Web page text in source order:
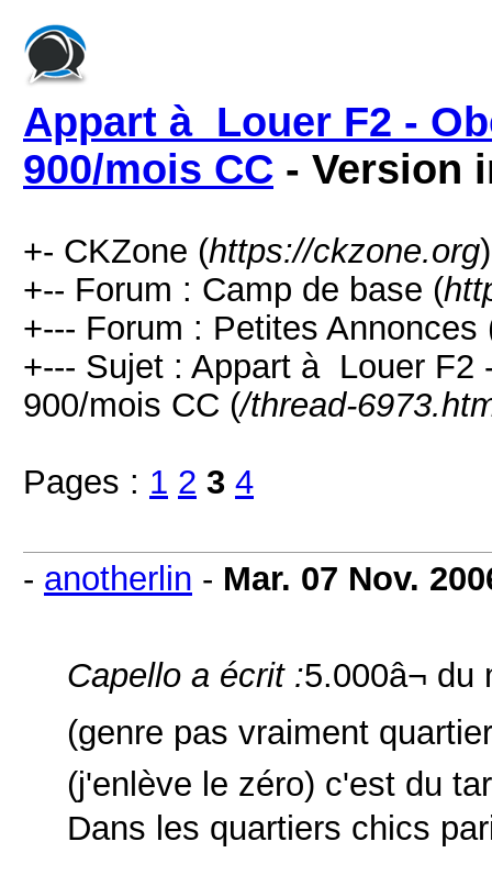
Appart à Louer F2 -
900/mois CC - Version
+- CKZone (https://ckzone.org)
+-- Forum : Camp de base (
+--- Forum : Petites Annonces
+--- Sujet : Appart à Louer F2
900/mois CC (/thread-
Pages : 1 2 3 4
- anotherlin - Mar. 07 Nov.
Capello a écrit :5.000â¬
(genre pas vraiment
(j'enlève le zéro) c'est du
Dans les quartiers chics